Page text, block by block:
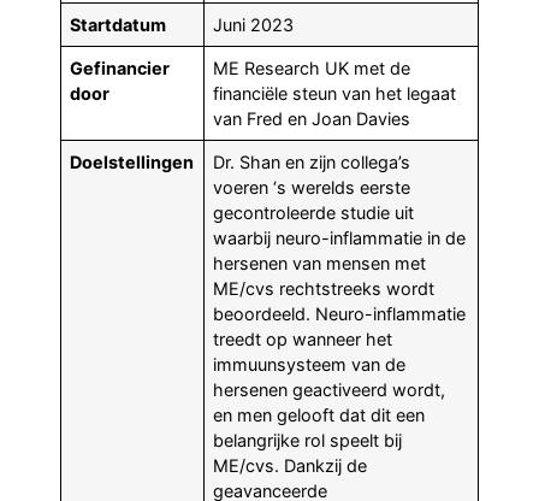
Startdatum Juni 2023
Gefinancier
door
ME Research UK met de
financiële steun van het legaat
van Fred en Joan Davies
Doelstellingen
Dr. Shan en zijn collega’s
voeren ‘s werelds eerste
gecontroleerde studie uit
waarbij neuro-inflammatie in de
hersenen van mensen met
ME/cvs rechtstreeks wordt
beoordeeld. Neuro-inflammatie
treedt op wanneer het
immuunsysteem van de
hersenen geactiveerd wordt,
en men gelooft dat dit een
belangrijke rol speelt bij
ME/cvs. Dankzij de
geavanceerde